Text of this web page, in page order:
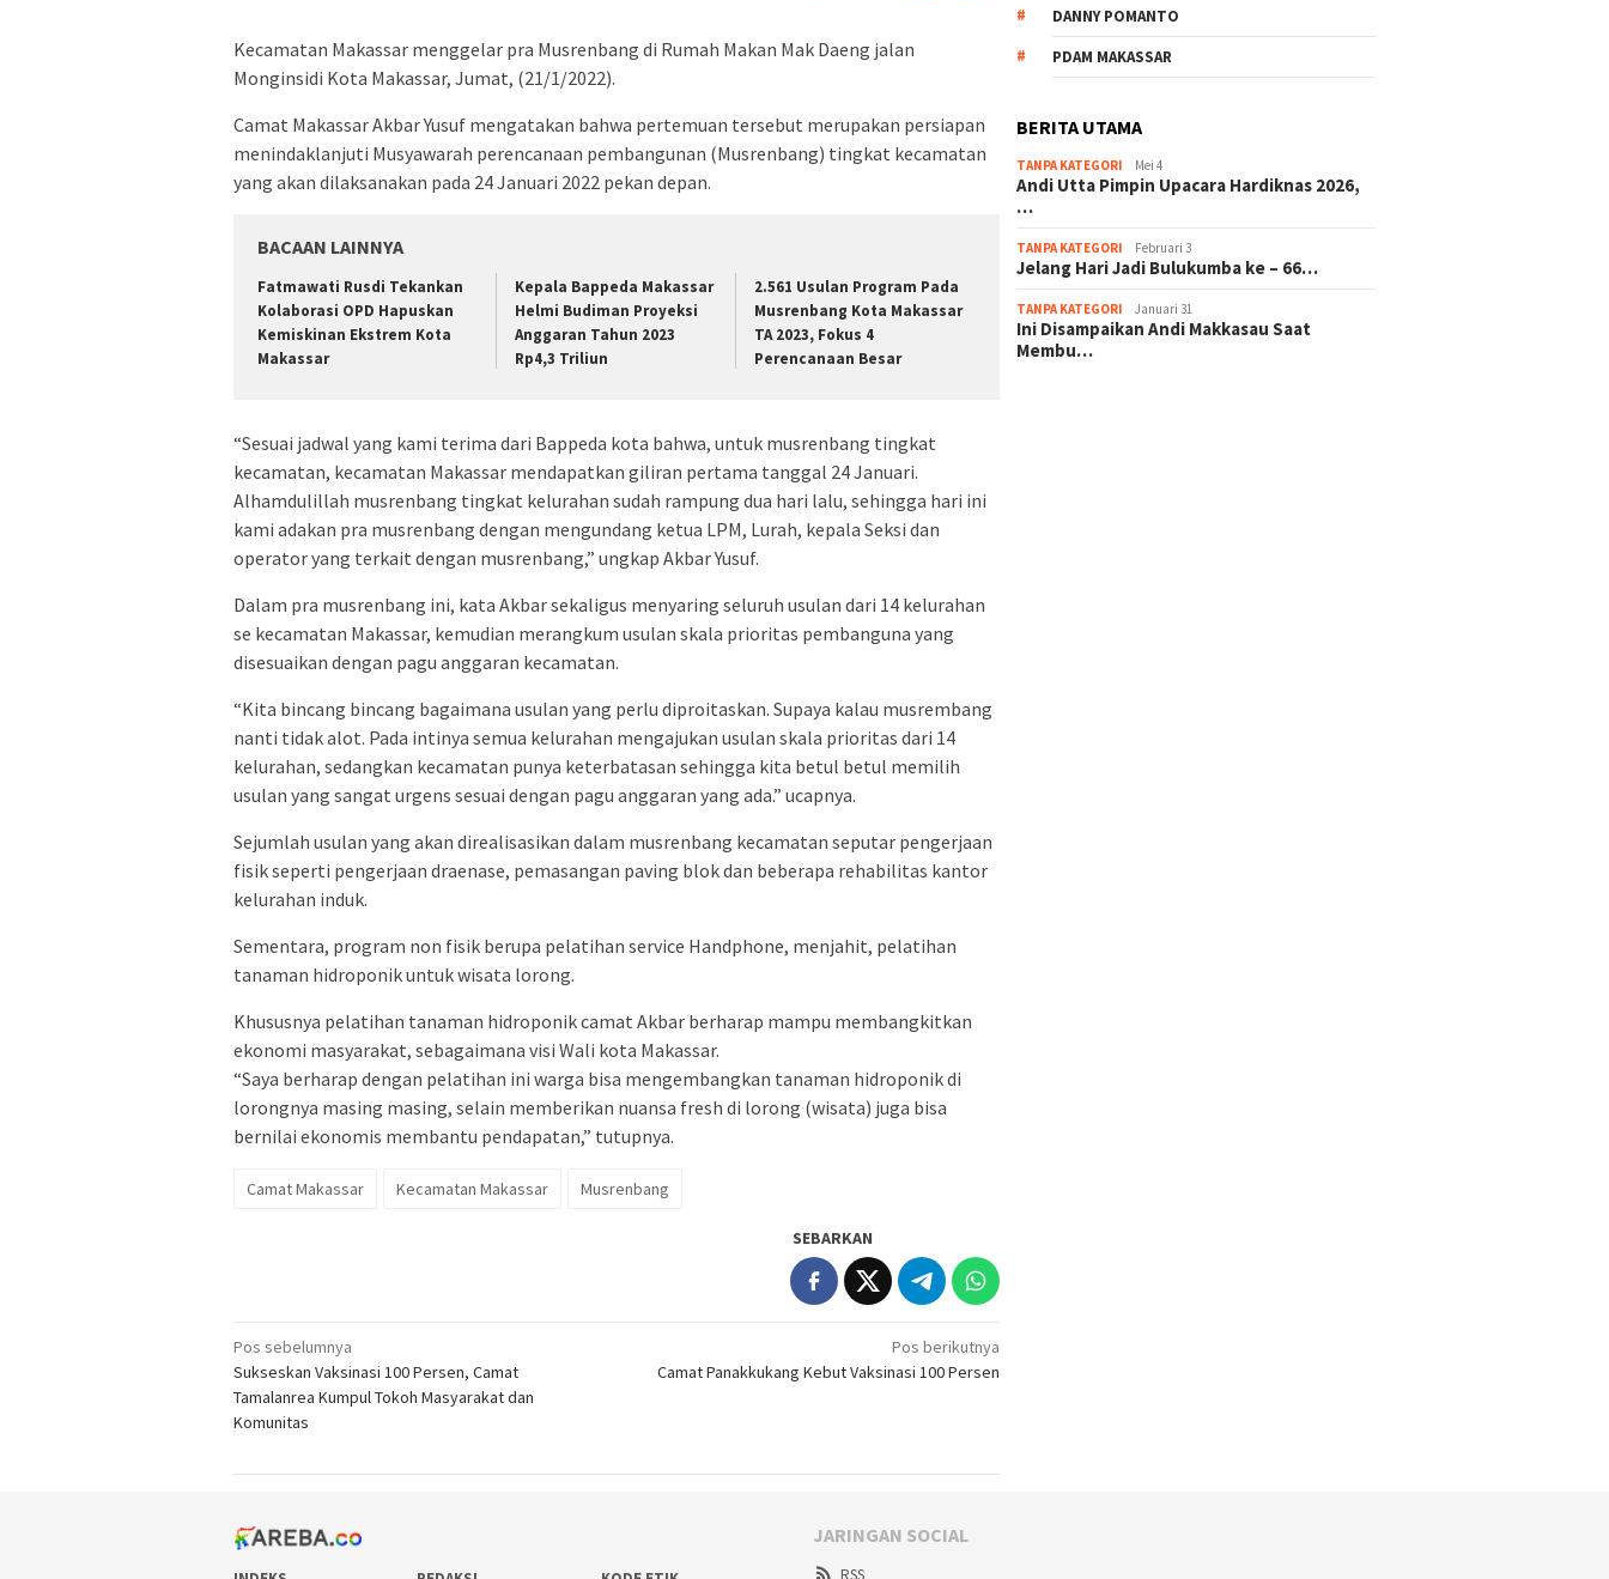
Kecamatan Makassar menggelar pra Musrenbang di Rumah Makan Mak Daeng jalan
Monginsidi Kota Makassar, Jumat, (21/1/2022).
Camat Makassar Akbar Yusuf mengatakan bahwa pertemuan tersebut merupakan persiapan
menindaklanjuti Musyawarah perencanaan pembangunan (Musrenbang) tingkat kecamatan
yang akan dilaksanakan pada 24 Januari 2022 pekan depan.
BACAAN LAINNYA
Fatmawati Rusdi Tekankan
Kolaborasi OPD Hapuskan
Kemiskinan Ekstrem Kota
Makassar
Kepala Bappeda Makassar
Helmi Budiman Proyeksi
Anggaran Tahun 2023
Rp4,3 Triliun
2.561 Usulan Program Pada
Musrenbang Kota Makassar
TA 2023, Fokus 4
Perencanaan Besar
“Sesuai jadwal yang kami terima dari Bappeda kota bahwa, untuk musrenbang tingkat
kecamatan, kecamatan Makassar mendapatkan giliran pertama tanggal 24 Januari.
Alhamdulillah musrenbang tingkat kelurahan sudah rampung dua hari lalu, sehingga hari ini
kami adakan pra musrenbang dengan mengundang ketua LPM, Lurah, kepala Seksi dan
operator yang terkait dengan musrenbang,” ungkap Akbar Yusuf.
Dalam pra musrenbang ini, kata Akbar sekaligus menyaring seluruh usulan dari 14 kelurahan
se kecamatan Makassar, kemudian merangkum usulan skala prioritas pembanguna yang
disesuaikan dengan pagu anggaran kecamatan.
“Kita bincang bincang bagaimana usulan yang perlu diproitaskan. Supaya kalau musrembang
nanti tidak alot. Pada intinya semua kelurahan mengajukan usulan skala prioritas dari 14
kelurahan, sedangkan kecamatan punya keterbatasan sehingga kita betul betul memilih
usulan yang sangat urgens sesuai dengan pagu anggaran yang ada.” ucapnya.
Sejumlah usulan yang akan direalisasikan dalam musrenbang kecamatan seputar pengerjaan
fisik seperti pengerjaan draenase, pemasangan paving blok dan beberapa rehabilitas kantor
kelurahan induk.
Sementara, program non fisik berupa pelatihan service Handphone, menjahit, pelatihan
tanaman hidroponik untuk wisata lorong.
Khususnya pelatihan tanaman hidroponik camat Akbar berharap mampu membangkitkan
ekonomi masyarakat, sebagaimana visi Wali kota Makassar.
“Saya berharap dengan pelatihan ini warga bisa mengembangkan tanaman hidroponik di
lorongnya masing masing, selain memberikan nuansa fresh di lorong (wisata) juga bisa
bernilai ekonomis membantu pendapatan,” tutupnya.
Camat Makassar Kecamatan Makassar Musrenbang
SEBARKAN
Navigasi
pos
Pos sebelumnya
Sukseskan Vaksinasi 100 Persen, Camat
Tamalanrea Kumpul Tokoh Masyarakat dan
Komunitas
Pos berikutnya
Camat Panakkukang Kebut Vaksinasi 100 Persen
DANNY POMANTO
PDAM MAKASSAR
BERITA UTAMA
TANPA KATEGORI Mei 4
Andi Utta Pimpin Upacara Hardiknas 2026,
…
TANPA KATEGORI Februari 3
Jelang Hari Jadi Bulukumba ke – 66…
TANPA KATEGORI Januari 31
Ini Disampaikan Andi Makkasau Saat
Membu…
JARINGAN SOCIAL